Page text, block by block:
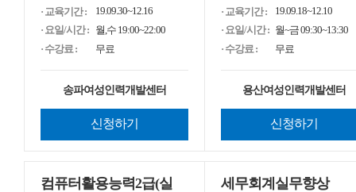
· 교육기간 :
19.09.30~12.16
· 요일/시간 : 월,수 19:00~22:00
· 수강료 :
무료
송파여성인력개발센터
신청하기
· 교육기간 :
19.09.18~12.10
· 요일/시간 : 월~금 09:30~13:30
· 수강료 :
무료
용산여성인력개발센터
신청하기
컴퓨터활용능력2급(실
세무회계실무향상